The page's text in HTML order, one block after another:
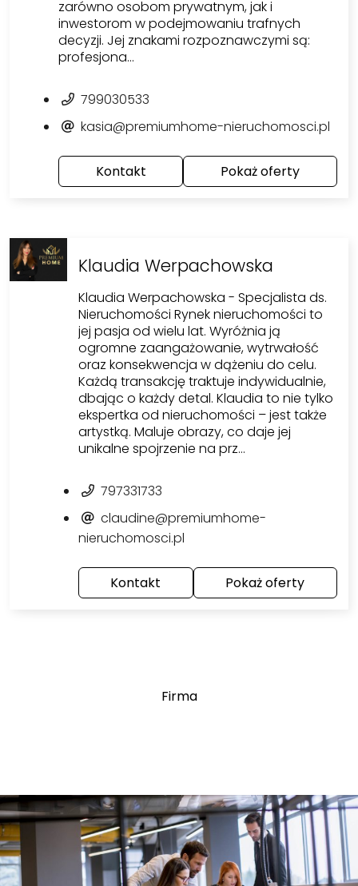
zarówno osobom prywatnym, jak i
inwestorom w podejmowaniu trafnych
decyzji. Jej znakami rozpoznawczymi są:
profesjona…
799030533
kasia@premiumhome-nieruchomosci.pl
Kontakt Pokaż oferty
Klaudia Werpachowska
Klaudia Werpachowska - Specjalista ds.
Nieruchomości Rynek nieruchomości to
jej pasja od wielu lat. Wyróżnia ją
ogromne zaangażowanie, wytrwałość
oraz konsekwencja w dążeniu do celu.
Każdą transakcję traktuje indywidualnie,
dbając o każdy detal. Klaudia to nie tylko
ekspertka od nieruchomości – jest także
artystką. Maluje obrazy, co daje jej
unikalne spojrzenie na prz…
797331733
claudine@premiumhome-
nieruchomosci.pl
Kontakt Pokaż oferty
Firma